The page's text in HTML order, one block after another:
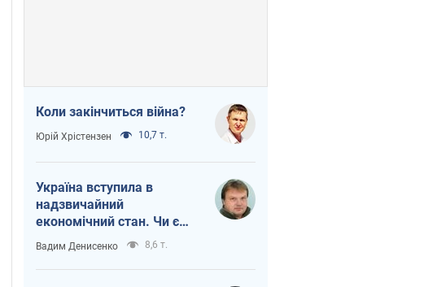
Коли закінчиться війна?
Юрій Хрістензен 10,7 т.
Україна вступила в
надзвичайний
економічний стан. Чи є
світло вкінці тунелю?
Вадим Денисенко 8,6 т.